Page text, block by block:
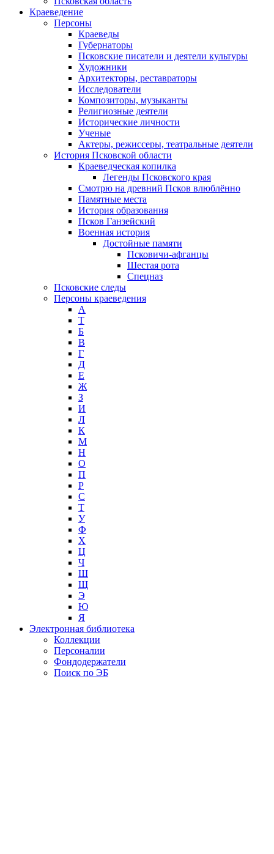
Краеведение
Персоны
Краеведы
Губернаторы
Псковские писатели и деятели культуры
Художники
Архитекторы, реставраторы
Исследователи
Композиторы, музыканты
Религиозные деятели
Исторические личности
Ученые
Актеры, режиссеры, театральные деятели
История Псковской области
Краеведческая копилка
Легенды Псковского края
Смотрю на древний Псков влюблённо
Памятные места
История образования
Псков Ганзейский
Военная история
Достойные памяти
Псковичи-афганцы
Шестая рота
Спецназ
Псковские следы
Персоны краеведения
А
T
Б
В
Г
Д
Е
Ж
З
И
Л
К
М
Н
О
П
Р
С
Т
У
Ф
Х
Ц
Ч
Ш
Щ
Э
Ю
Я
Электронная библиотека
Коллекции
Персоналии
Фондодержатели
Поиск по ЭБ